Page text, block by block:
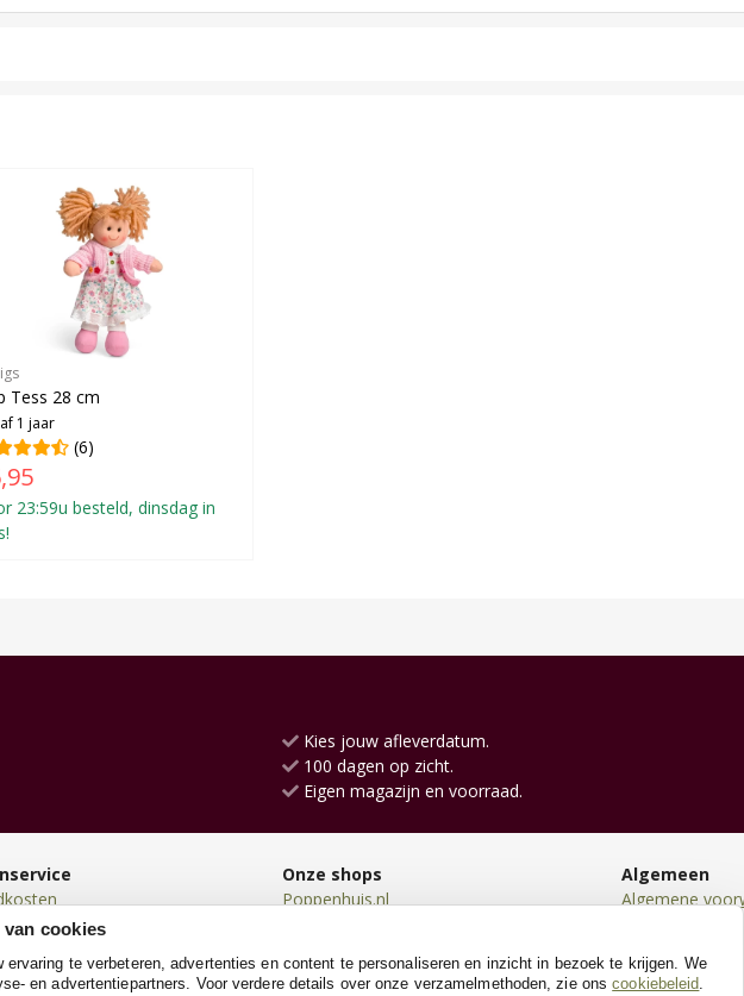
Tess 28 cm
1 jaar
(6)
23:59u besteld, dinsdag in
Kies jouw afleverdatum.
100 dagen op zicht.
Eigen magazijn en voorraad.
Onze shops
Poppenhuis.nl
Loopauto.nl
Algemeen
Algemene
Cookies
cookies
ervaring te verbeteren, advertenties en content te personaliseren en inzicht in bezoek te krijgen. We
en advertentiepartners. Voor verdere details over onze verzamelmethoden, zie onscookiebeleid